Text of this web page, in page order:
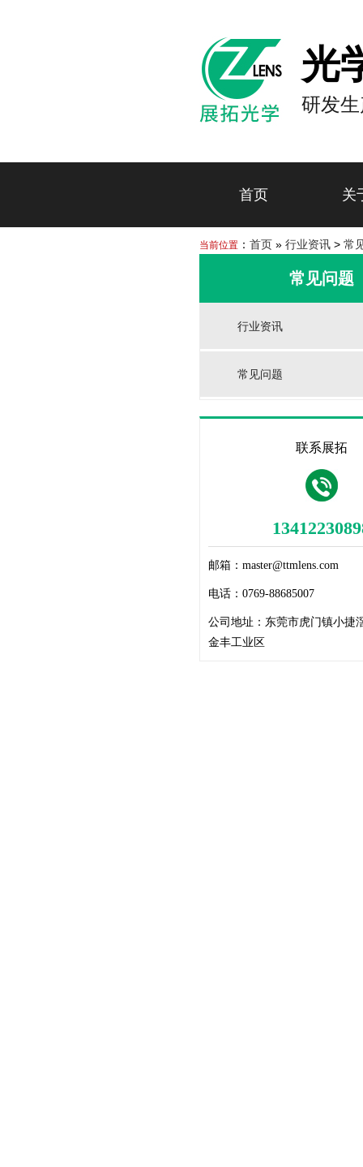
光
研发
首页 关
当前位置 ： 首页 » 行业资讯 > 常
常见问题
行业资讯
常见问题
联系展拓
邮箱： master@ttmlens.com
电话： 0769-88685007
公司地址： 东莞市虎门镇小捷
金丰工业区